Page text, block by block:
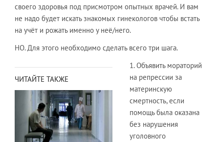
своего здоровья под присмотром опытных врачей. И вам
не надо будет искать знакомых гинекологов чтобы встать
на учёт и рожать именно у неё/него.
НО. Для этого необходимо сделать всего три шага.
ЧИТАЙТЕ ТАКЖЕ
1. Объявить мораторий
на репрессии за
материнскую
смертность, если
помощь была оказана
без нарушения
уголовного